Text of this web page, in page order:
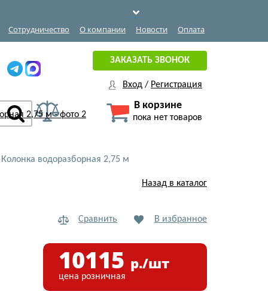
Сотрудничество О компании Новости Оплата
ЗАКАЗАТЬ ЗВОНОК
Вход / Регистрация
В корзине
пока нет товаров
Колонка водоразборная 2,75 м
Назад в каталог
Сравнить В избранное
10115 р./шт
цена розничная